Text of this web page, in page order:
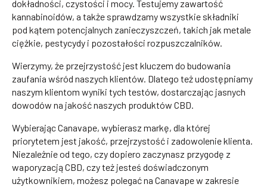
dokładności, czystości i mocy. Testujemy zawartość
kannabinoidów, a także sprawdzamy wszystkie składniki
pod kątem potencjalnych zanieczyszczeń, takich jak metale
ciężkie, pestycydy i pozostałości rozpuszczalników.
Wierzymy, że przejrzystość jest kluczem do budowania
zaufania wśród naszych klientów. Dlatego też udostępniamy
naszym klientom wyniki tych testów, dostarczając jasnych
dowodów na jakość naszych produktów CBD.
Wybierając Canavape, wybierasz markę, dla której
priorytetem jest jakość, przejrzystość i zadowolenie klienta.
Niezależnie od tego, czy dopiero zaczynasz przygodę z
waporyzacją CBD, czy też jesteś doświadczonym
użytkownikiem, możesz polegać na Canavape w zakresie